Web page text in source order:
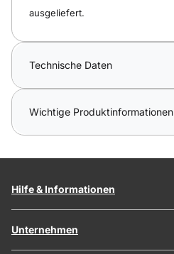
ausgeliefert.
Technische Daten
Wichtige Produktinformationen
Hilfe & Informationen
Unternehmen